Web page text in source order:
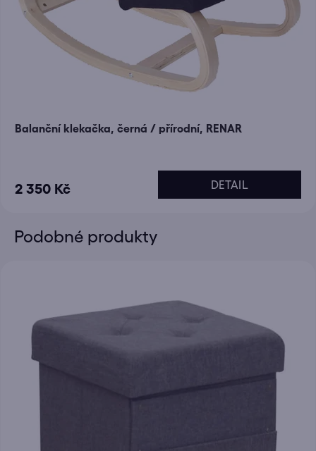
Balanční klekačka, černá / přírodní, RENAR
2 350 Kč DETAIL
Podobné produkty